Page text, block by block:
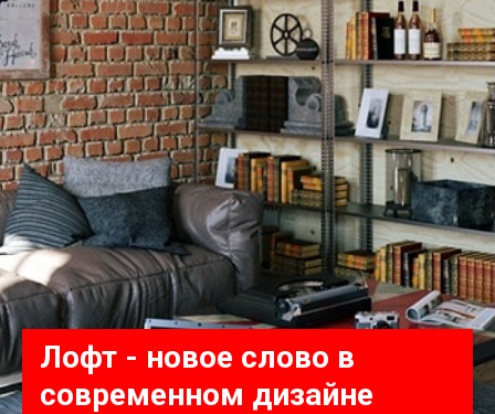
Лофт - новое слово в
современном дизайне